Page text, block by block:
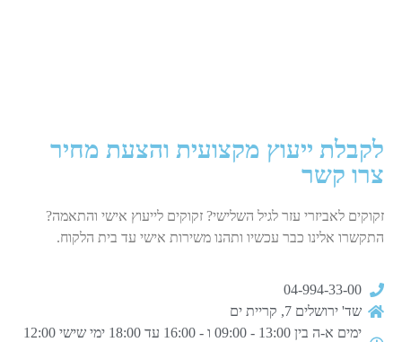
לקבלת ייעוץ מקצועית והצעת מחיר
צרו קשר
זקוקים לאביזרי עזר לגיל השלישי? זקוקים לייעוץ אישי והתאמה?
התקשרו אלינו כבר עכשיו ותהנו משירות אישי עד בית הלקוח.
04-994-33-00
שד' ירושלים 7, קריית ים
ימים א-ה בין 13:00 - 09:00 ו - 16:00 עד 18:00 ימי שישי 12:00